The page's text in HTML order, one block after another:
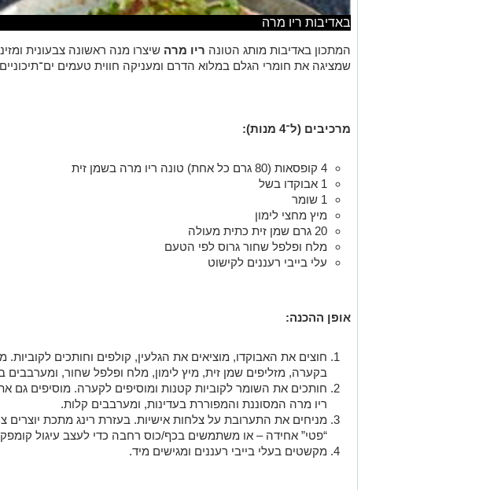
באדיבות ריו מרה
המתכון באדיבות מותג הטונה ריו מרה שיצרו מנה ראשונה צבעונית
שמציגה את חומרי הגלם במלוא הדרם ומעניקה חווית טעמים
מרכיבים (ל־4 מנות):
4 קופסאות (80 גרם כל אחת) טונה ריו מרה בשמן זית
1 אבוקדו בשל
1 שומר
מיץ מחצי לימון
20 גרם שמן זית כתית מעולה
מלח ופלפל שחור גרוס לפי הטעם
עלי בייבי רעננים לקישוט
אופן ההכנה:
חוצים את האבוקדו, מוציאים את הגלעין, קולפים וחותכים לקוביות.
בקערה, מזליפים שמן זית, מיץ לימון, מלח ופלפל שחור, ומערבבים
חותכים את השומר לקוביות קטנות ומוסיפים לקערה. מוסיפים גם
ריו מרה המסוננת והמפוררת בעדינות, ומערבבים קלות.
מניחים את התערובת על צלחות אישיות. בעזרת רינג מתכת יוצרים
“פטי” אחידה – או משתמשים בכף/כוס רחבה כדי לעצב עיגול
מקשטים בעלי בייבי רעננים ומגישים מיד.